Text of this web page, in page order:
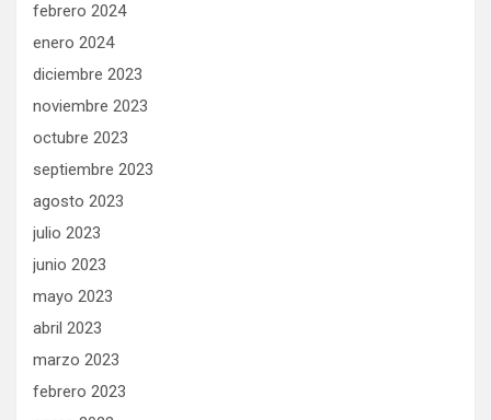
febrero 2024
enero 2024
diciembre 2023
noviembre 2023
octubre 2023
septiembre 2023
agosto 2023
julio 2023
junio 2023
mayo 2023
abril 2023
marzo 2023
febrero 2023